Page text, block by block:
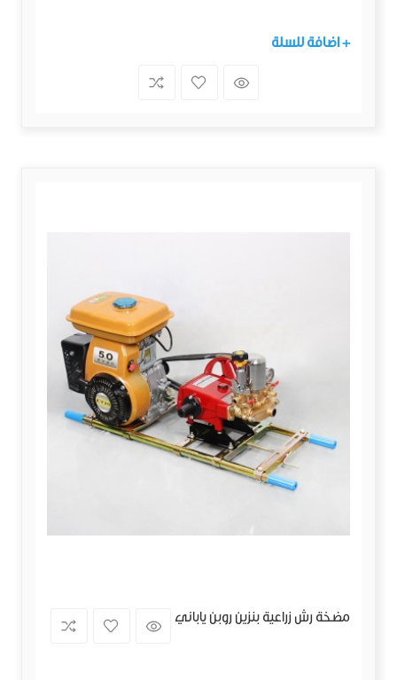
+ اضافة للسلة
مضخة رش زراعية بنزين روبن ياباني